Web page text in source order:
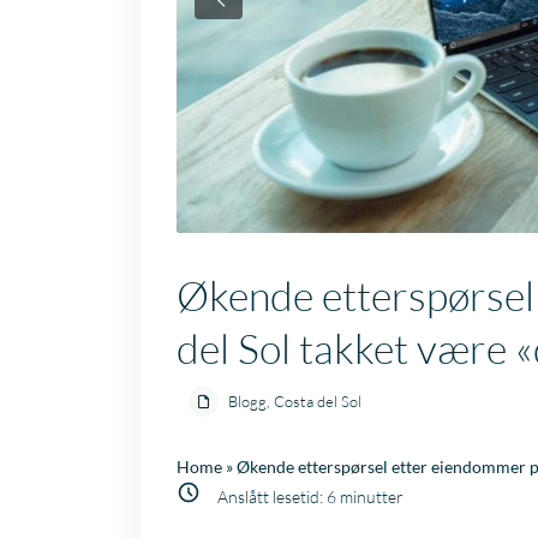
Økende
del Sol takket være
Blogg Costa del Sol
Home »Økende etterspørsel etter eiendommer
Anslått lesetid: 6 minutter